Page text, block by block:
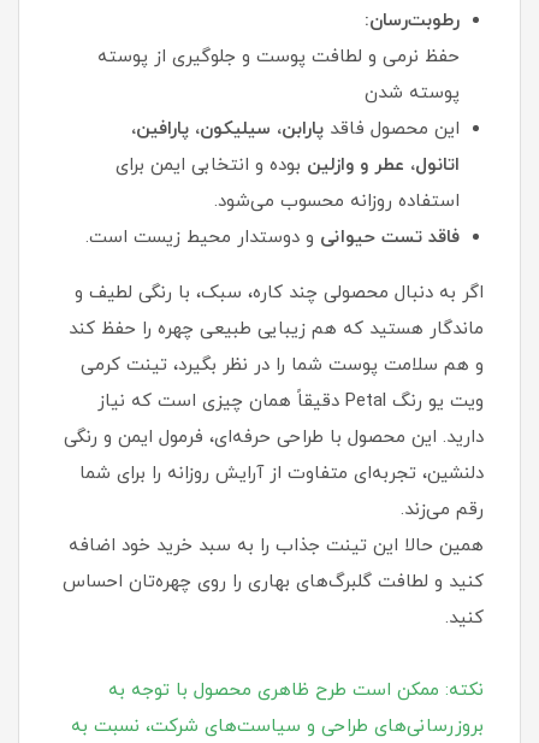
رطوبت‌رسان:
حفظ نرمی و لطافت پوست و جلوگیری از پوسته‌
پوسته شدن
این محصول فاقد پارابن، سیلیکون، پارافین،
اتانول، عطر و وازلین بوده و انتخابی ایمن برای
استفاده روزانه محسوب می‌شود.
فاقد تست حیوانی و دوستدار محیط زیست است.
اگر به‌ دنبال محصولی چند کاره، سبک، با رنگی لطیف و
ماندگار هستید که هم زیبایی طبیعی چهره را حفظ کند
و هم سلامت پوست شما را در نظر بگیرد، تینت کرمی
ویت یو رنگ Petal دقیقاً همان چیزی است که نیاز
دارید. این محصول با طراحی حرفه‌ای، فرمول ایمن و رنگی
دلنشین، تجربه‌ای متفاوت از آرایش روزانه را برای شما
رقم می‌زند.
همین حالا این تینت جذاب را به سبد خرید خود اضافه
کنید و لطافت گلبرگ‌های بهاری را روی چهره‌تان احساس
کنید.
نکته: ممکن است طرح ظاهری محصول با توجه به
بروزرسانی‌های طراحی و سیاست‌های شرکت، نسبت به